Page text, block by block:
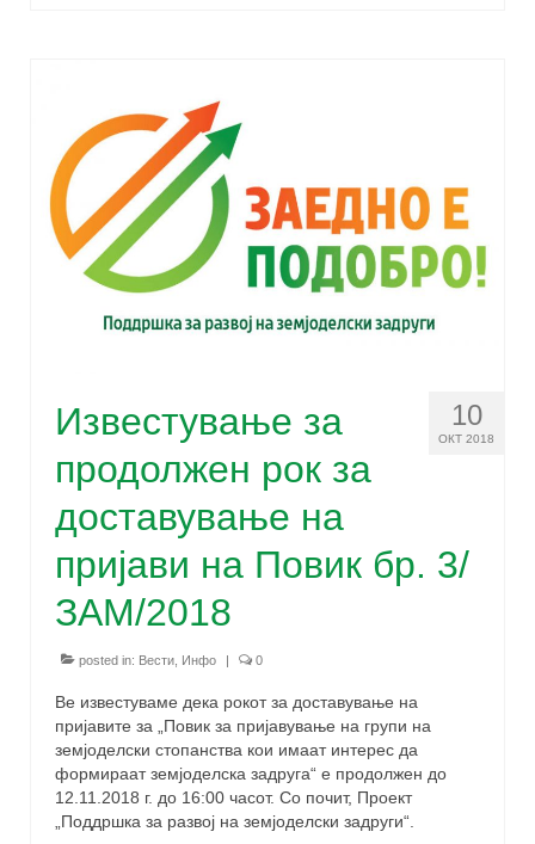
10
ОКТ 2018
Известување за
продолжен рок за
доставување на
пријави на Повик бр. 3/
ЗАМ/2018
posted in: Вести Инфо | 0
Ве известуваме дека рокот за доставување на
пријавите за „Повик за пријавување на групи на
земјоделски стопанства кои имаат интерес да
формираат земјоделска задруга“ е продолжен до
12.11.2018 г. до 16:00 часот. Со почит, Проект
„Поддршка за развој на земјоделски задруги“.